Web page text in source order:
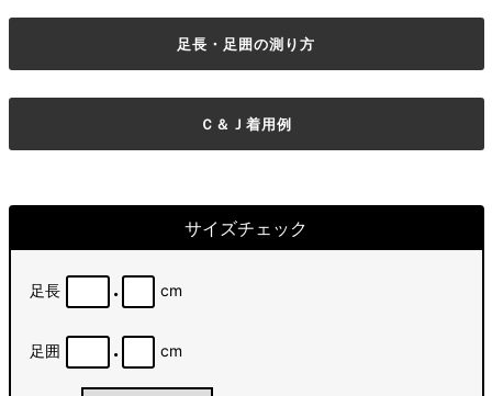
足長・足囲の測り方
Ｃ＆Ｊ着用例
サイズチェック
足長 . cm
足囲 . cm